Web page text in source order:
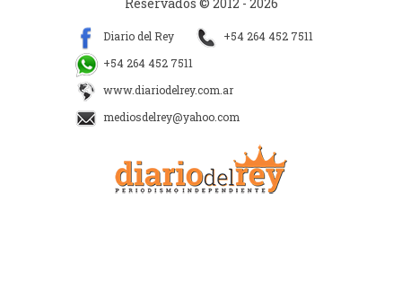
Reservados © 2012 - 2026
Diario del Rey
+54 264 452 7511
+54 264 452 7511
www.diariodelrey.com.ar
mediosdelrey@yahoo.com